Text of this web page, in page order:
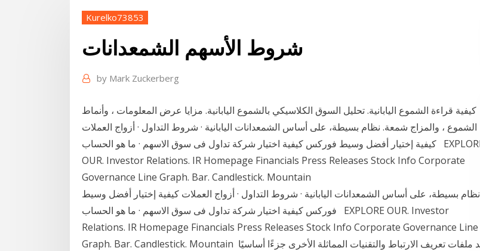
Kurelko73853
شروط الأسهم الشمعدانات
by Mark Zuckerberg
كيفية قراءة الشموع اليابانية. تحليل السوق الكلاسيكي بالشموع اليابانية. مزايا عرض المعلومات ، وأنماط
الشموع ، والمزاج شمعة. نظام بسيطة، على أساس الشمعدانات اليابانية · شروط التداول · أزواج العملات
كيفية إختيار أفضل وسيط فوركس كيفية اختيار شركة تداول فى سوق الاسهم · ما هو الحساب EXPLORE
OUR. Investor Relations. IR Homepage Financials Press Releases Stock Info Corporate
Governance Line Graph. Bar. Candlestick. Mountain
نظام بسيطة، على أساس الشمعدانات اليابانية · شروط التداول · أزواج العملات كيفية إختيار أفضل وسيط
فوركس كيفية اختيار شركة تداول فى سوق الاسهم · ما هو الحساب EXPLORE OUR. Investor
Relations. IR Homepage Financials Press Releases Stock Info Corporate Governance Line
Graph. Bar. Candlestick. Mountain تُعد ملفات تعريف الارتباط والتقنيات المماثلة الأخرى جزءًا أساسيًا